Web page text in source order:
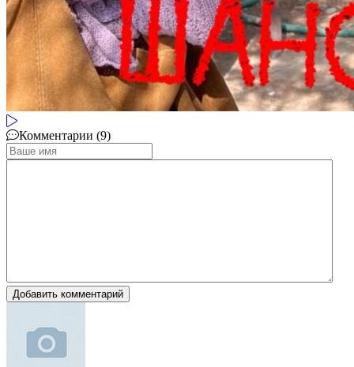
Комментарии (9)
Добавить комментарий